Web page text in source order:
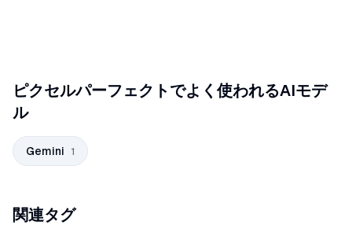
ピクセルパーフェクトでよく使われるAIモデ
ル
Gemini 1
関連タグ